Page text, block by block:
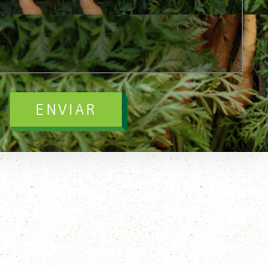
ENVIAR